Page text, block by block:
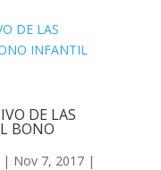
DE LAS
BONO
| Nov 7, 2017|